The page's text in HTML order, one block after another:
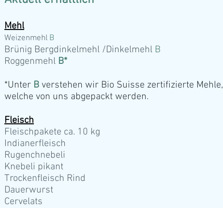
Mehl
Weizenmehl B
Brünig Bergdinkelmehl /Dinkelmehl B
Roggenmehl B*
*Unter B verstehen wir Bio Suisse zertifizierte Mehle,
welche von uns abgepackt werden.
Fleisch
Fleischpakete ca. 10 kg
Indianerfleisch
Rugenchnebeli
Knebeli pikant
Trockenfleisch Rind
Dauerwurst
Cervelats